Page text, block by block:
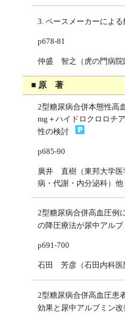
3. ペースメーカーによ
p678-81
仲盛 智之（虎の門病院
■ 原 著
2型糖尿病合併本態性高
mg＋ハイドロクロロチ
性の検討
p685-90
廣井 直樹（東邦大学医
病・代謝・内分泌科）他
2型糖尿病合併高血圧例
の降圧療法が尿中アル
p691-700
石田 芳彦（石田内科医
2型糖尿病合併高血圧患
効果と尿中アルブミン